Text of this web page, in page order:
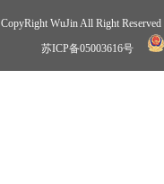
CopyRight WuJin All Right
苏ICP备05003616号